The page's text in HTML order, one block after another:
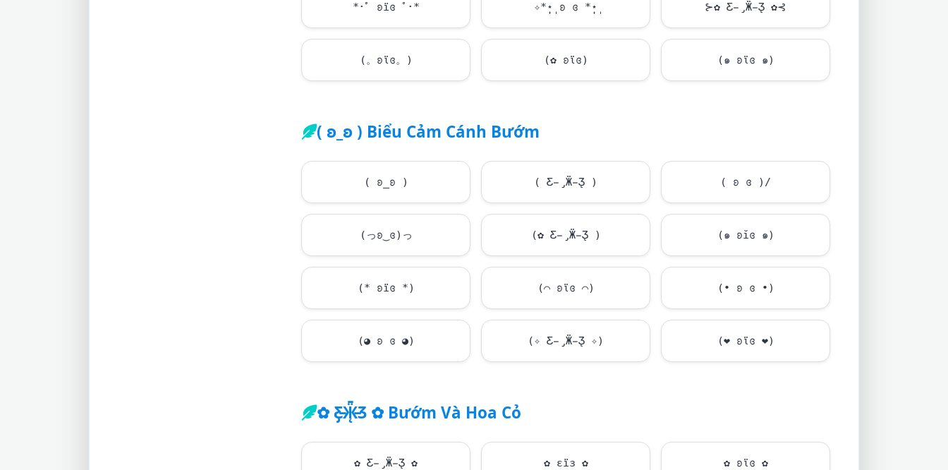
*･ﾟ ʚїɞ ﾟ･* ✧*̣̩⋆̩ ʚ ɞ *̣̩⋆̩ ⊱✿ Ƹ̵̡Ӝ̵̨̄Ʒ ✿⊰
(。ʚϊɞ。) (✿ ʚϊɞ) (๑ ʚϊɞ ๑)
( ʚ_ʚ ) Biểu Cảm Cánh Bướm
( ʚ_ʚ ) ( Ƹ̵̡Ӝ̵̨̄Ʒ ) ( ʚ ɞ )/
(っʚ‿ɞ)っ (✿ Ƹ̵̡Ӝ̵̨̄Ʒ ) (๑ ʚĭɞ ๑)
(* ʚїɞ *) (⌒ ʚϊɞ ⌒) (• ʚ ɞ •)
(◕ ʚ ɞ ◕) (✧ Ƹ̵̡Ӝ̵̨̄Ʒ ✧) (❤ʚϊɞ ❤)
✿ Ƹ̵̡Ӝ̵̨̄Ʒ ✿ Bướm Và Hoa Cỏ
✿ Ƹ̵̡Ӝ̵̨̄Ʒ ✿ ✿ εїз ✿ ✿ ʚϊɞ ✿